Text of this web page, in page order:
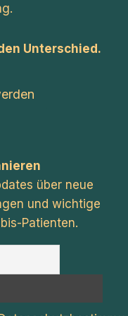
Unterschied.
über neue
und wichtige
Patienten.